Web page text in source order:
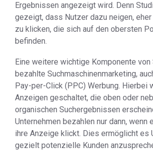
Ergebnissen angezeigt wird. Denn
gezeigt, dass Nutzer dazu neigen,
zu klicken, die sich auf den obersten
befinden.
Eine weitere wichtige Komponente von
bezahlte Suchmaschinenmarketing,
Pay-per-Click (PPC) Werbung. Hierbei
Anzeigen geschaltet, die oben oder
organischen Suchergebnissen
Unternehmen bezahlen nur dann, wenn
ihre Anzeige klickt. Dies ermöglicht es
gezielt potenzielle Kunden